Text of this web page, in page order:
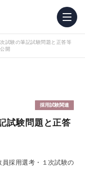
試験の筆記試験問題と正答等
開
採用試験関連
試験問題と正答
採用選考・１次試験の